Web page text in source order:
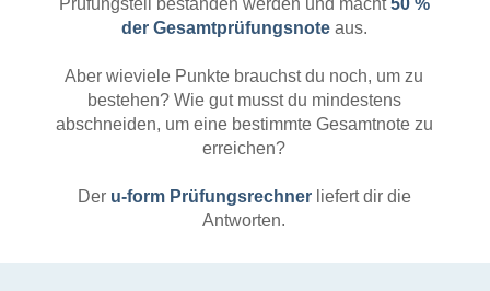
Prüfungsteil bestanden werden und macht50 %
der Gesamtprüfungsnoteaus.
Aber wieviele Punkte brauchst du noch, um zu
bestehen? Wie gut musst du mindestens
abschneiden, um eine bestimmte Gesamtnote zu
erreichen?
Der u-form Prüfungsrechnerliefert dir die
Antworten.